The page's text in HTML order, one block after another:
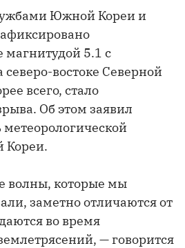
Южной Кореи и
магнитудой 5.1 с
востоке Северной
всего, стало
Об этом заявил
метеорологической
волны, которые мы
заметно отличаются от
во время
— говорится